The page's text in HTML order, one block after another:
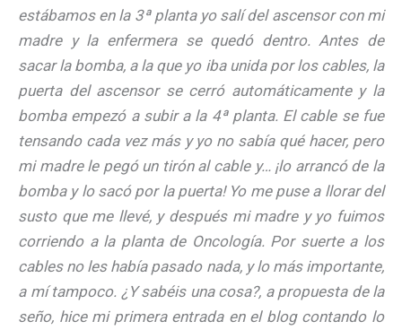
estábamos en la 3ª planta yo salí del ascensor con mi
madre y la enfermera se quedó dentro. Antes de
sacar la bomba, a la que yo iba unida por los cables, la
puerta del ascensor se cerró automáticamente y la
bomba empezó a subir a la 4ª planta. El cable se fue
tensando cada vez más y yo no sabía qué hacer, pero
mi madre le pegó un tirón al cable y… ¡lo arrancó de la
bomba y lo sacó por la puerta! Yo me puse a llorar del
susto que me llevé, y después mi madre y yo fuimos
corriendo a la planta de Oncología. Por suerte a los
cables no les había pasado nada, y lo más importante,
a mí tampoco. ¿Y sabéis una cosa?, a propuesta de la
seño, hice mi primera entrada en el blog contando lo